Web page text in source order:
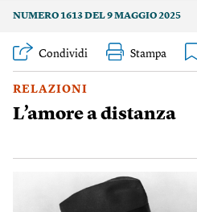
NUMERO 1613 DEL 9 MAGGIO 2025
Condividi Stampa
RELAZIONI
L’amore a distanza